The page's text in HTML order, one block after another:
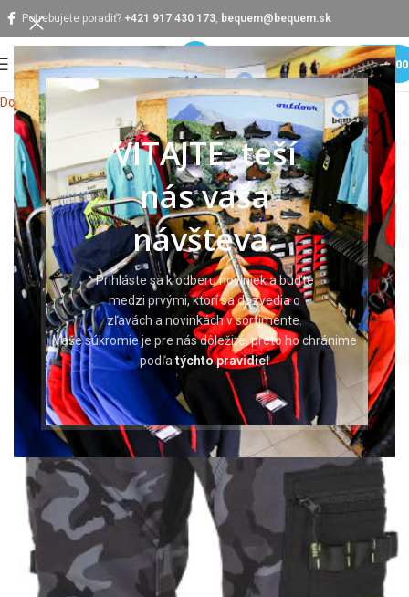
VITAJTE, teší
nás vaša
návšteva.
Prihláste sa k odberu noviniek a buďte
medzi prvými, ktorí sa dozvedia o
zľavách a novinkách v sortimente.
Vaše súkromie je pre nás dôležité, preto ho chránime
podľatýchto pravidiel
Potrebujete poradiť? +421 917 430 173, bequem@bequem.sk
MENU
Domov Pracovné odevy Pracovné nohavice